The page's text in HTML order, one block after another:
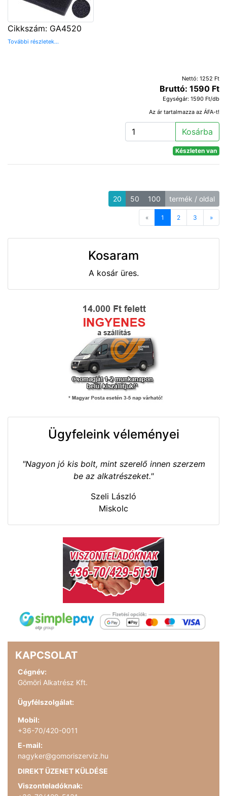
Cikkszám: GA4520
További részletek...
Nettó: 1252 Ft
Bruttó: 1590 Ft
Egységár: 1590 Ft/db
Az ár tartalmazza az ÁFA-t!
Kosárba
Készleten van
20 50 100 termék / oldal
« Previous
1 2 3 »
Kosaram
A kosár üres.
Ügyfeleink véleményei
"Nagyon jó kis bolt, mint szerelő innen szerzem
be az alkatrészeket."
Szeli László
Miskolc
KAPCSOLAT
Cégnév:
Gömöri Alkatrész Kft.
Ügyfélszolgálat:
Mobil:
+36-70/420-0011
E-mail:
nagyker@gomoriszerviz.hu
DIREKT ÜZENET KÜLDÉSE
Viszonteladóknak: